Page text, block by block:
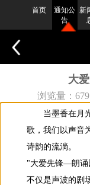
首页
通知公
告
新
大
浏览量：
当墨香在月
歌，我们以声音
诗韵的流淌。
"大爱先锋—朗诵
不仅是声波的剧